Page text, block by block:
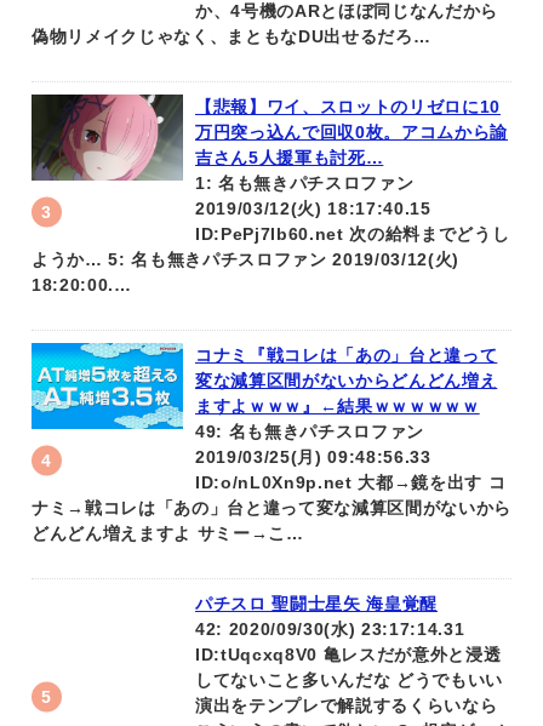
か、4号機のARとほぼ同じなんだから
偽物リメイクじゃなく、まともなDU出せるだろ…
【悲報】ワイ、スロットのリゼロに10
万円突っ込んで回収0枚。アコムから諭
吉さん5人援軍も討死…
1: 名も無きパチスロファン
2019/03/12(火) 18:17:40.15
ID:PePj7Ib60.net 次の給料までどうし
ようか… 5: 名も無きパチスロファン 2019/03/12(火)
18:20:00.…
コナミ『戦コレは「あの」台と違って
変な減算区間がないからどんどん増え
ますよｗｗｗ』←結果ｗｗｗｗｗｗ
49: 名も無きパチスロファン
2019/03/25(月) 09:48:56.33
ID:o/nL0Xn9p.net 大都→鏡を出す コ
ナミ→戦コレは「あの」台と違って変な減算区間がないから
どんどん増えますよ サミー→こ…
パチスロ 聖闘士星矢 海皇覚醒
42: 2020/09/30(水) 23:17:14.31
ID:tUqcxq8V0 亀レスだが意外と浸透
してないこと多いんだな どうでもいい
演出をテンプレで解説するくらいなら